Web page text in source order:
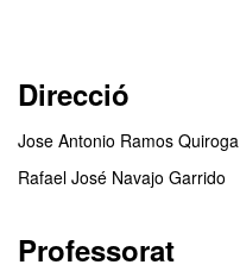
Direcció
Jose Antonio Ramos Quiroga
Rafael José Navajo Garrido
Professorat